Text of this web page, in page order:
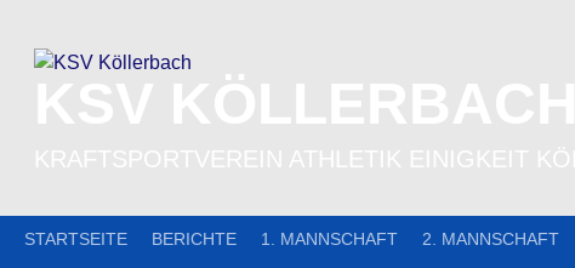
content
STARTSEITE BERICHTE 1. MANNSCHAFT 2. MANNSCHAFT